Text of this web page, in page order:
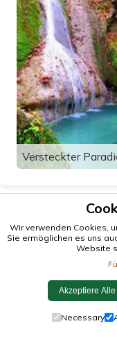
Versteckter
Wir verwenden Cookies,
Sie ermöglichen es uns
Website
Akzeptiere Alle
Necessary